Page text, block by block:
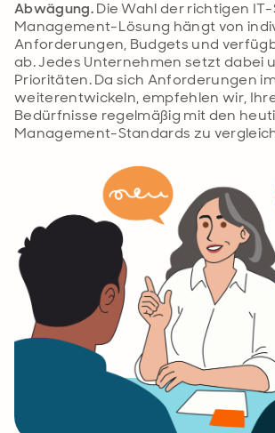
Abwägung.Die Wahl der richtigen
Management-Lösung hängt von
Anforderungen, Budgets und
ab. Jedes Unternehmen setzt dabei
Prioritäten. Da sich Anforderungen
weiterentwickeln, empfehlen wir,
Bedürfnisse regelmäßig mit den
Management-Standards zu